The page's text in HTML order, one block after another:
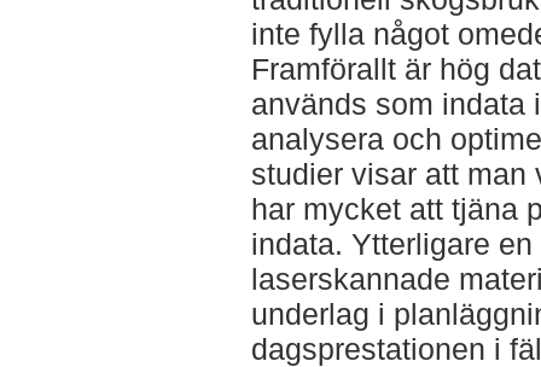
inte fylla något
Framförallt är hög
används som indata
analysera och
studier visar att man
har mycket att tjäna
indata. Ytterligare
laserskannade
underlag i
dagsprestationen i